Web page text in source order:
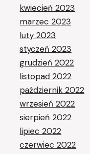
kwiecień 2023
marzec 2023
luty 2023
styczeń 2023
grudzień 2022
listopad 2022
październik 2022
wrzesień 2022
sierpień 2022
lipiec 2022
czerwiec 2022